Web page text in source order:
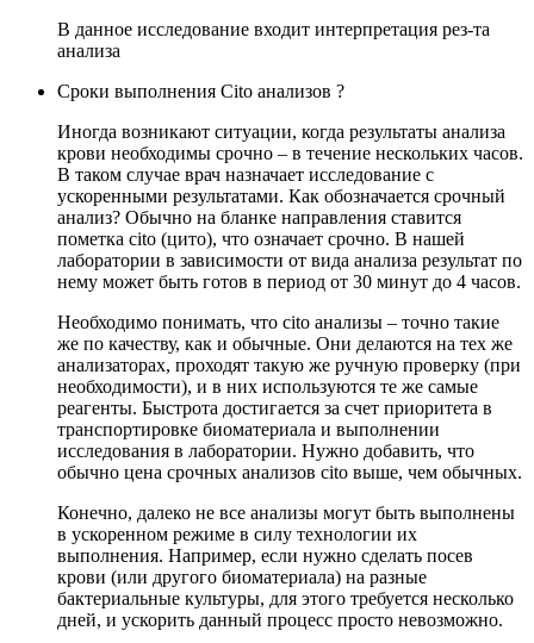
В данное исследование входит интерпретация рез-та
анализа
Сроки выполнения Cito анализов ?
Иногда возникают ситуации, когда результаты анализа
крови необходимы срочно – в течение нескольких часов.
В таком случае врач назначает исследование с
ускоренными результатами. Как обозначается срочный
анализ? Обычно на бланке направления ставится
пометка cito (цито), что означает срочно. В нашей
лаборатории в зависимости от вида анализа результат по
нему может быть готов в период от 30 минут до 4 часов.
Необходимо понимать, что cito анализы – точно такие
же по качеству, как и обычные. Они делаются на тех же
анализаторах, проходят такую же ручную проверку (при
необходимости), и в них используются те же самые
реагенты. Быстрота достигается за счет приоритета в
транспортировке биоматериала и выполнении
исследования в лаборатории. Нужно добавить, что
обычно цена срочных анализов cito выше, чем обычных.
Конечно, далеко не все анализы могут быть выполнены
в ускоренном режиме в силу технологии их
выполнения. Например, если нужно сделать посев
крови (или другого биоматериала) на разные
бактериальные культуры, для этого требуется несколько
дней, и ускорить данный процесс просто невозможно.